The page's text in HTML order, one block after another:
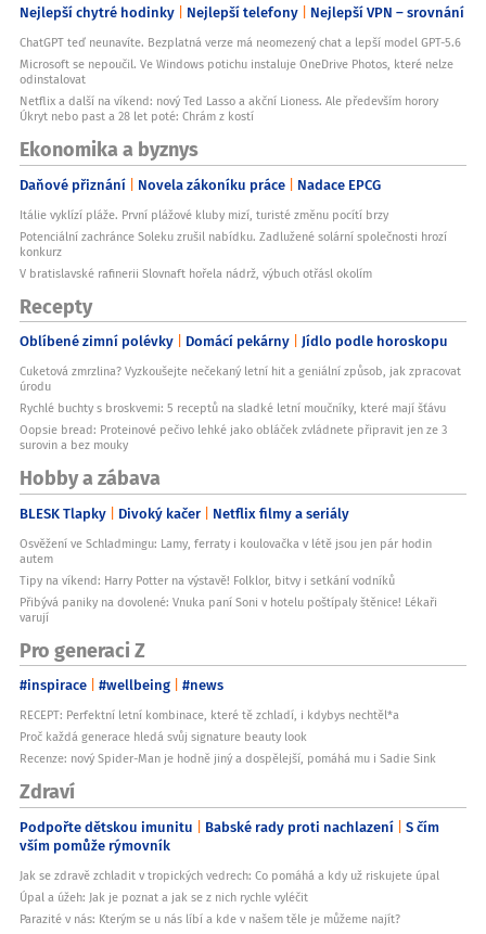
Nejlepší chytré hodinky Nejlepší telefony Nejlepší VPN – srovnání
ChatGPT teď neunavíte. Bezplatná verze má neomezený chat a lepší model GPT-5.6
Microsoft se nepoučil. Ve Windows potichu instaluje OneDrive Photos, které nelze
odinstalovat
Netflix a další na víkend: nový Ted Lasso a akční Lioness. Ale především horory
Úkryt nebo past a 28 let poté: Chrám z kostí
Ekonomika a byznys
Daňové přiznání Novela zákoníku práce Nadace EPCG
Itálie vyklízí pláže. První plážové kluby mizí, turisté změnu pocítí brzy
Potenciální zachránce Soleku zrušil nabídku. Zadlužené solární společnosti hrozí
konkurz
V bratislavské rafinerii Slovnaft hořela nádrž, výbuch otřásl okolím
Recepty
Oblíbené zimní polévky Domácí pekárny Jídlo podle horoskopu
Cuketová zmrzlina? Vyzkoušejte nečekaný letní hit a geniální způsob, jak zpracovat
úrodu
Rychlé buchty s broskvemi: 5 receptů na sladké letní moučníky, které mají šťávu
Oopsie bread: Proteinové pečivo lehké jako obláček zvládnete připravit jen ze 3
surovin a bez mouky
Hobby a zábava
BLESK Tlapky Divoký kačer Netflix filmy a seriály
Osvěžení ve Schladmingu: Lamy, ferraty i koulovačka v létě jsou jen pár hodin
autem
Tipy na víkend: Harry Potter na výstavě! Folklor, bitvy i setkání vodníků
Přibývá paniky na dovolené: Vnuka paní Soni v hotelu poštípaly štěnice! Lékaři
varují
Pro generaci Z
#inspirace #wellbeing #news
RECEPT: Perfektní letní kombinace, které tě zchladí, i kdybys nechtěl*a
Proč každá generace hledá svůj signature beauty look
Recenze: nový Spider-Man je hodně jiný a dospělejší, pomáhá mu i Sadie Sink
Zdraví
Podpořte dětskou imunitu Babské rady proti nachlazení S čím
vším pomůže rýmovník
Jak se zdravě zchladit v tropických vedrech: Co pomáhá a kdy už riskujete úpal
Úpal a úžeh: Jak je poznat a jak se z nich rychle vyléčit
Parazité v nás: Kterým se u nás líbí a kde v našem těle je můžeme najít?